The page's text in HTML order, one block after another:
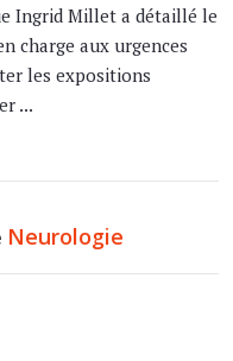
Ingrid Millet a détaillé le
charge aux urgences
les expositions
...
Neurologie